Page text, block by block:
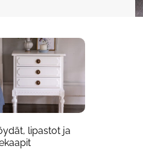
lipastot ja